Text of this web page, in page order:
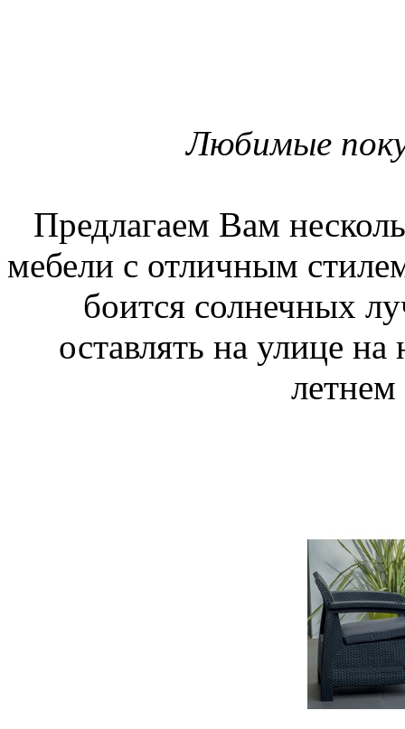
Любимые
Предлагаем Вам
мебели с отличным
боится солнечных
оставлять на улице
летнем